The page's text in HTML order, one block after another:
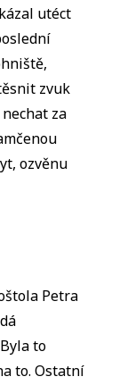
utéct
zvuk
za
ozvěnu
Petra
to
to. Ostatní